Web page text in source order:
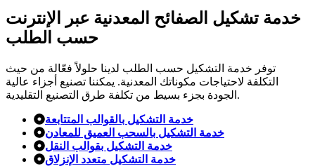
خدمة تشكيل الصفائح المعدنية عبر الإنترنت
حسب الطلب
توفر خدمة التشكيل حسب الطلب لدينا حلولاً فعّالة من حيث
التكلفة لاحتياجات مكوناتك المعدنية. يمكننا تصنيع أجزاء عالية
الجودة بجزء بسيط من تكلفة طرق التصنيع التقليدية.
خدمة التشكيل بالقوالب المتتابعة
خدمة التشكيل بالسحب العميق للمعادن
خدمة التشكيل بقوالب النقل
خدمة التشكيل متعدد الإنزلاق